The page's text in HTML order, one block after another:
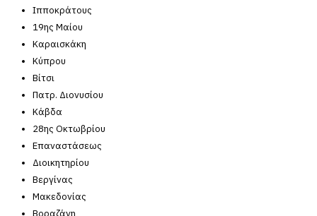
Ιπποκράτους
19ης Μαίου
Καραισκάκη
Κύπρου
Βίτσι
Πατρ. Διονυσίου
Κάβδα
28ης Οκτωβρίου
Επαναστάσεως
Διοικητηρίου
Βεργίνας
Μακεδονίας
Βοραζάνη